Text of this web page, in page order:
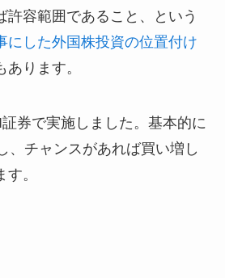
許容範囲であること、という
にした外国株投資の位置付け
ります。
券で実施しました。基本的に
、チャンスがあれば買い増し
。